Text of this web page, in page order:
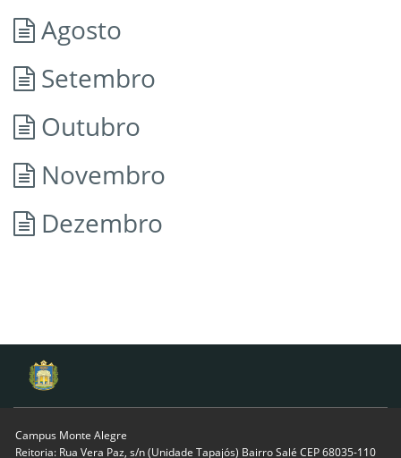
Agosto
Setembro
Outubro
Novembro
Dezembro
Campus Monte Alegre
Reitoria: Rua Vera Paz, s/n (Unidade Tapajós) Bairro Salé CEP 68035-110